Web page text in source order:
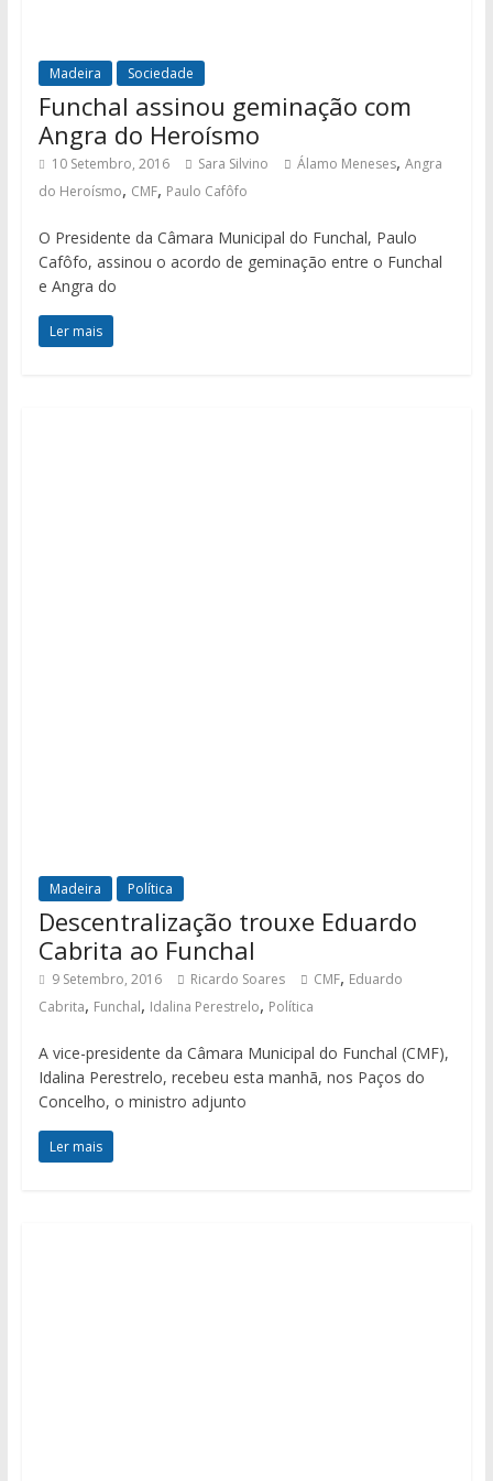
Madeira Sociedade
Funchal assinou geminação com
Angra do Heroísmo
10 Setembro, 2016 Sara Silvino Álamo Meneses, Angra
do Heroísmo, CMF, Paulo Cafôfo
O Presidente da Câmara Municipal do Funchal, Paulo
Cafôfo, assinou o acordo de geminação entre o Funchal
e Angra do
Ler mais
Madeira Política
Descentralização trouxe Eduardo
Cabrita ao Funchal
9 Setembro, 2016 Ricardo Soares CMF, Eduardo
Cabrita, Funchal, Idalina Perestrelo, Política
A vice-presidente da Câmara Municipal do Funchal (CMF),
Idalina Perestrelo, recebeu esta manhã, nos Paços do
Concelho, o ministro adjunto
Ler mais